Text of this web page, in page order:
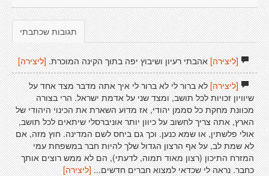
תגובות שכתבתי
[ליצירה]אהבתי רעיון ושיבוץ יפה בתוך הקינה המוכרת. [ליצירה]
[ליצירה]לא ברור לי לא ברור לי איך אתה מדבר מצד אחד על
שיוויון זכויות לכל תושב, ומצד שני על אדמת ישראל. הרי בצורה
מכוונת מחקת כל סממן יהודי, אז מדוע השארת את הכינוי היהודי של
הארץ, אתה צריך לחשוב על כיוון יותר אוניברסלי שיתאים לכל תושב,
אולי פלשתין, או שמא כנען. וכך גם ביחס לשם המדינה. חוץ מזה, אם
לא שמת לב, על אף הרצון הגדול שלך להיות חבר במשפחת עמי
המזרח התיכון (רצון מאוד תמוה, לדעתי), הם לא ממש רוצים אותך
כחבר. נראה לי שכדאי למצוא חברים חדשים...[ליצירה]